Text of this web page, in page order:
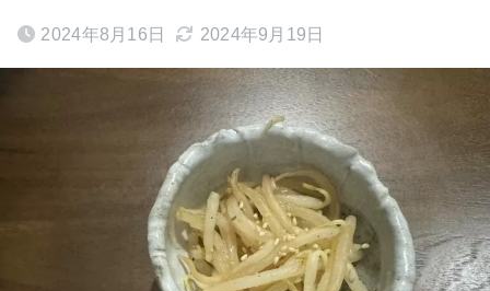
2024年8月16日 2024年9月19日